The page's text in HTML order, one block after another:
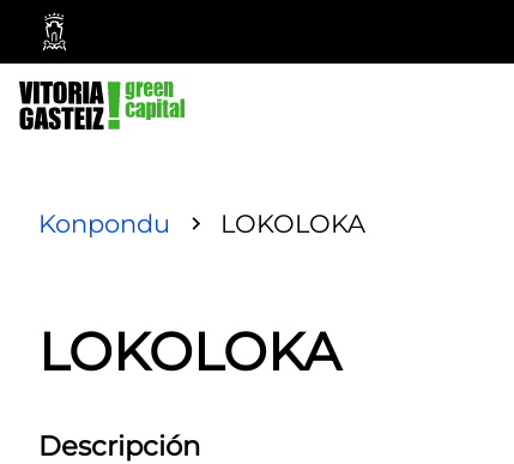
Ayuntamiento
Vitoria-
Gasteiz
Konpondu LOKOLOKA
LOKOLOKA
Descripción